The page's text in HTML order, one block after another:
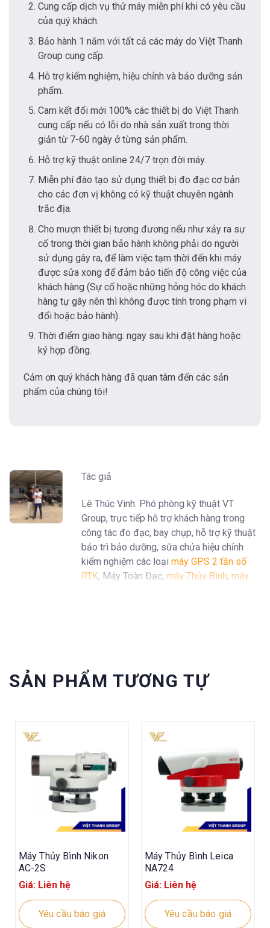
Cung cấp dịch vụ thử máy miễn phí khi có yêu cầu
của quý khách.
Bảo hành 1 năm với tất cả các máy do Việt Thanh
Group cung cấp.
Hỗ trợ kiểm nghiệm, hiệu chỉnh và bảo dưỡng sản
phẩm.
Cam kết đổi mới 100% các thiết bị do Việt Thanh
cung cấp nếu có lỗi do nhà sản xuất trong thời
giản từ 7-60 ngày ở từng sản phẩm.
Hỗ trợ kỹ thuật online 24/7 trọn đời máy.
Miễn phí đào tạo sử dụng thiết bị đo đạc cơ bản
cho các đơn vị không có kỹ thuật chuyên ngành
trắc địa.
Cho mượn thiết bị tương đương nếu như xảy ra sự
cố trong thời gian bảo hành không phải do người
sử dụng gây ra, để làm việc tạm thời đến khi máy
được sửa xong để đảm bảo tiến độ công việc của
khách hàng (Sự cố hoặc những hỏng hóc do khách
hàng tự gây nên thì không được tính trong phạm vi
đổi hoặc bảo hành).
Thời điểm giao hàng: ngay sau khi đặt hàng hoặc
ký hợp đồng.
Cảm ơn quý khách hàng đã quan tâm đến các sản
phẩm của chúng tôi!
Tác giả
Lê Thúc Vinh: Phó phòng kỹ thuật VT
Group, trực tiếp hỗ trợ khách hàng trong
công tác đo đạc, bay chụp, hỗ trợ kỹ thuật
bảo trì bảo dưỡng, sữa chửa hiệu chỉnh
kiểm nghiệm các loại máy GPS 2 tần số
RTK, Máy Toàn Đạc, máy Thủy Bình, máy
SẢN PHẨM TƯƠNG TỰ
Máy Thủy Bình Nikon
AC-2S
Giá: Liên hệ
Yêu cầu báo giá
Máy Thủy Bình Leica
NA724
Giá: Liên hệ
Yêu cầu báo giá